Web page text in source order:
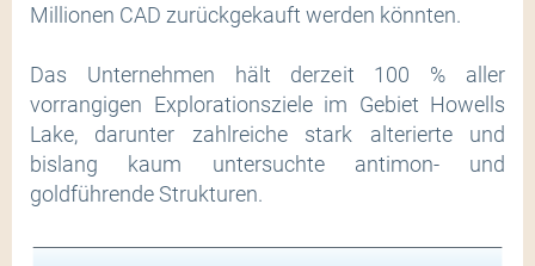
Millionen CAD zurückgekauft werden könnten.
Das Unternehmen hält derzeit 100 % aller
vorrangigen Explorationsziele im Gebiet Howells
Lake, darunter zahlreiche stark alterierte und
bislang kaum untersuchte antimon- und
goldführende Strukturen.